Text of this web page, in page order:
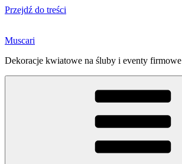
Przejdź do treści
Muscari
Dekoracje kwiatowe na śluby i eventy firmowe